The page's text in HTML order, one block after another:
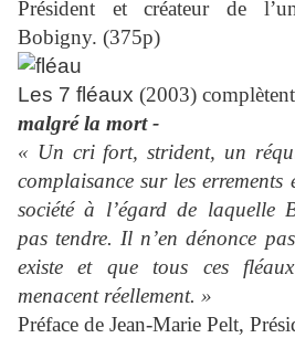
Président et créateur de
Bobigny. (375p)
Les 7 fléaux (2003)
malgré la mort -
« Un cri fort, strident, un
complaisance sur les errements
société à l’égard de laquelle
pas tendre. Il n’en dénonce
existe et que tous ces
menacent réellement. »
Préface de Jean-Marie Pelt,